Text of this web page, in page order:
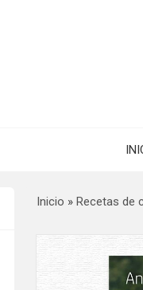
Inicio » Recetas de